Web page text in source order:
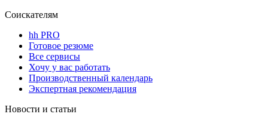
Соискателям
hh PRO
Готовое резюме
Все сервисы
Хочу у вас работать
Производственный календарь
Экспертная рекомендация
Новости и статьи